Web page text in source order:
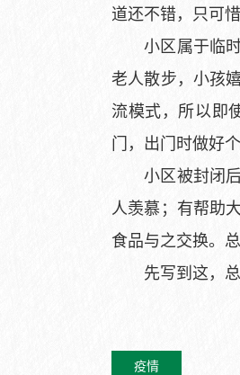
道还不错，只可
小区属于临时
老人散步，小孩
流模式，所以即
门，出门时做好个
小区被封闭后
人羡慕；有帮助
食品与之交换。
先写到这，总
疫情